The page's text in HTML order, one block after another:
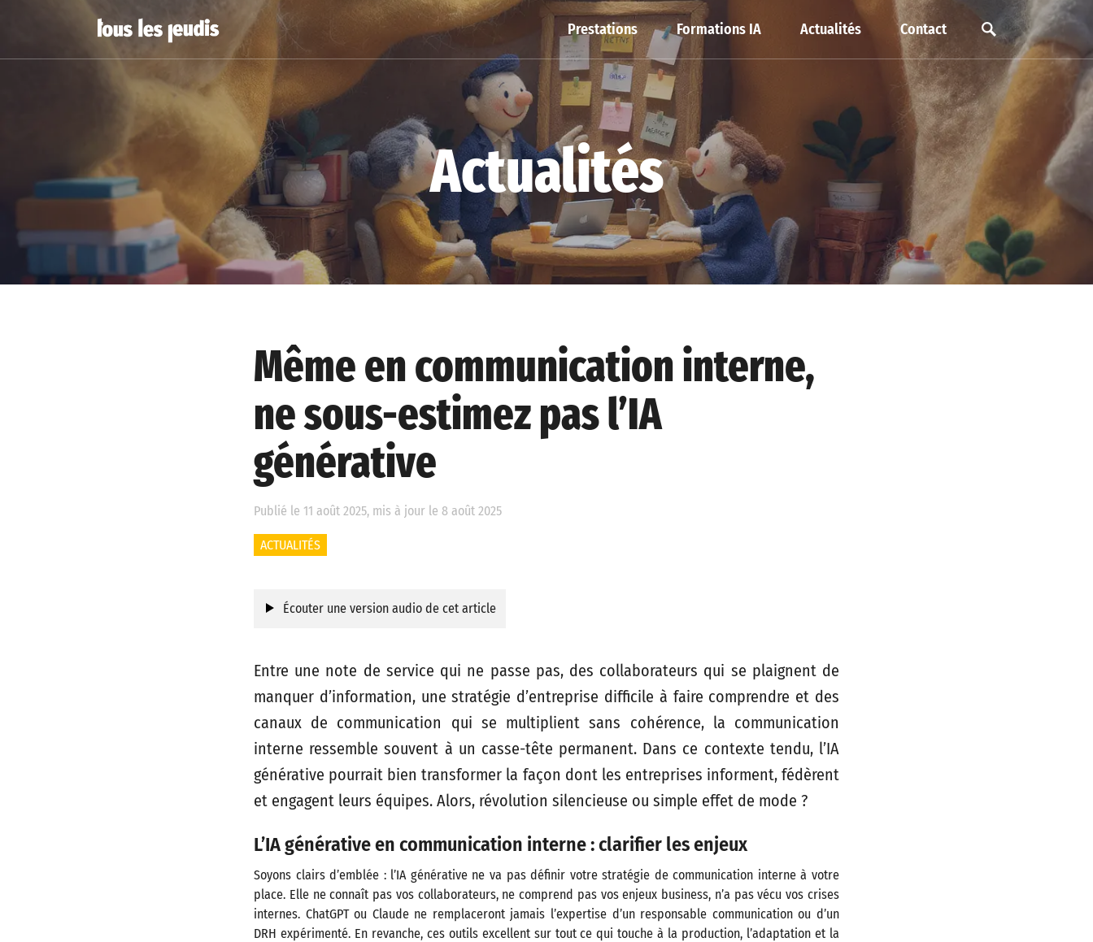
Prestations Formations IA Actualités Contact
Actualités
Même en communication interne,
ne sous-estimez pas l’IA
générative
Publié le 11 août 2025, mis à jour le 8 août 2025
ACTUALITÉS
Écouter une version audio de cet article
Entre une note de service qui ne passe pas, des collaborateurs qui se plaignent de
manquer d’information, une stratégie d’entreprise difficile à faire comprendre et des
canaux de communication qui se multiplient sans cohérence, la communication
interne ressemble souvent à un casse-tête permanent. Dans ce contexte tendu, l’IA
générative pourrait bien transformer la façon dont les entreprises informent, fédèrent
et engagent leurs équipes. Alors, révolution silencieuse ou simple effet de mode ?
L’IA générative en communication interne : clarifier les enjeux
Soyons clairs d’emblée : l’IA générative ne va pas définir votre stratégie de communication interne à votre
place. Elle ne connaît pas vos collaborateurs, ne comprend pas vos enjeux business, n’a pas vécu vos crises
internes. ChatGPT ou Claude ne remplaceront jamais l’expertise d’un responsable communication ou d’un
DRH expérimenté. En revanche, ces outils excellent sur tout ce qui touche à la production, l’adaptation et la